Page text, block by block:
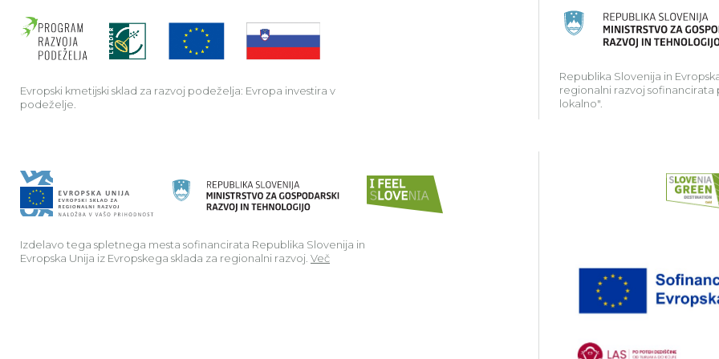
Evropski kmetijski sklad za razvoj podeželja: Evropa
Evropski kmetijski sklad za razvoj podeželja: Evropa investira v
podeželje.
Republika Slovenija in
regionalni razvoj
lokalno".
Izdelavo tega spletnega mesta sofinancirata Republika Slovenija in
Evropska Unija iz Evropskega sklada za regionalni razvoj. Več